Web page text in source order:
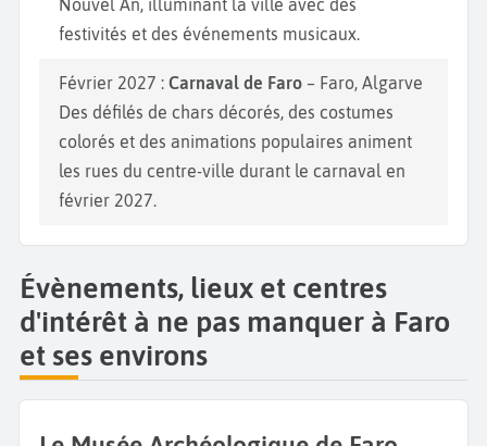
Nouvel An, illuminant la ville avec des
festivités et des événements musicaux.
Février 2027 : Carnaval de Faro – Faro, Algarve
Des défilés de chars décorés, des costumes
colorés et des animations populaires animent
les rues du centre-ville durant le carnaval en
février 2027.
Évènements, lieux et centres
d'intérêt à ne pas manquer à Faro
et ses environs